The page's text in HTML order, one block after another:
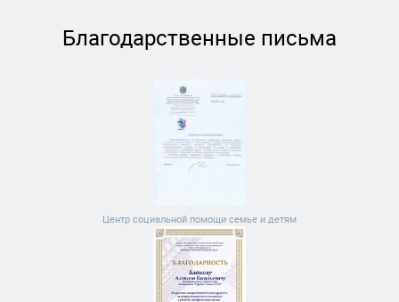
Благодарственные письма
Центр социальной помощи семье и детям